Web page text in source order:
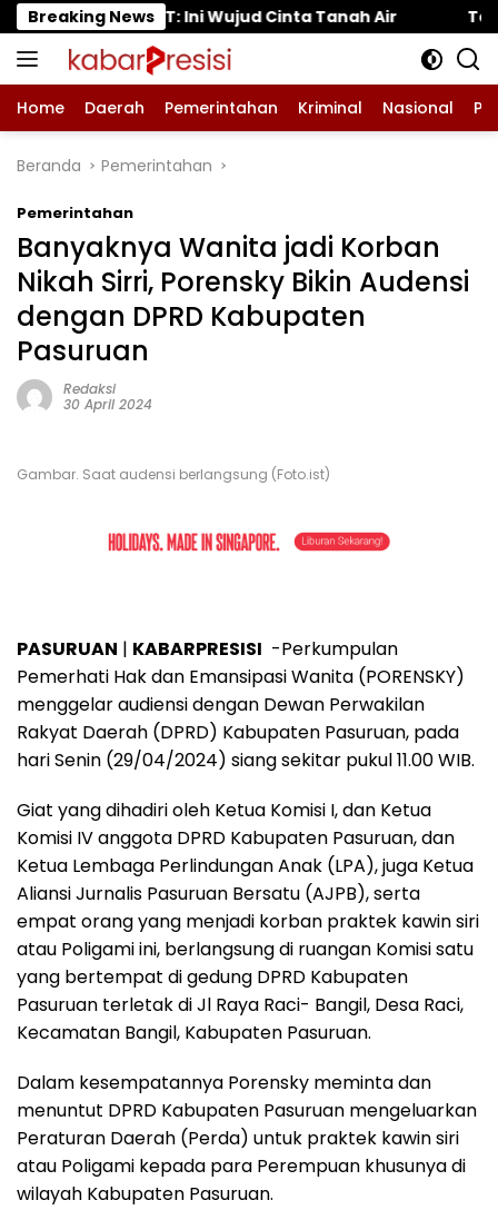
Langsung
ke
konten
Breaking News
Cinta Tanah Air Tanaman Tomat di
Home Daerah Pemerintahan Kriminal Nasional
Beranda Pemerintahan
Pemerintahan
Banyaknya Wanita jadi Korban
Nikah Sirri, Porensky Bikin Audensi
dengan DPRD Kabupaten
Pasuruan
Redaksi
30 April 2024
Gambar. Saat audensi berlangsung (Foto.ist)
PASURUAN | KABARPRESISI -Perkumpulan
Pemerhati Hak dan Emansipasi Wanita (PORENSKY)
menggelar audiensi dengan Dewan Perwakilan
Rakyat Daerah (DPRD) Kabupaten Pasuruan, pada
hari Senin (29/04/2024) siang sekitar pukul 11.00 WIB.
Giat yang dihadiri oleh Ketua Komisi I, dan Ketua
Komisi IV anggota DPRD Kabupaten Pasuruan, dan
Ketua Lembaga Perlindungan Anak (LPA), juga Ketua
Aliansi Jurnalis Pasuruan Bersatu (AJPB), serta
empat orang yang menjadi korban praktek kawin siri
atau Poligami ini, berlangsung di ruangan Komisi satu
yang bertempat di gedung DPRD Kabupaten
Pasuruan terletak di Jl Raya Raci- Bangil, Desa Raci,
Kecamatan Bangil, Kabupaten Pasuruan.
Dalam kesempatannya Porensky meminta dan
menuntut DPRD Kabupaten Pasuruan mengeluarkan
Peraturan Daerah (Perda) untuk praktek kawin siri
atau Poligami kepada para Perempuan khusunya di
wilayah Kabupaten Pasuruan.